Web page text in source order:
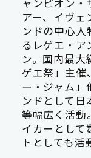
アー、イヴェ
ンドの中心
るレゲエ・ア
ン。国内最
ゲエ祭」主催
ー・ジャム」
ンドとして
等幅広く活動
イカーとして
トとしても活